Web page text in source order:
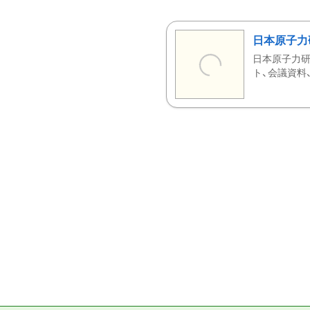
日本原子
日本原子力
ト、会議資